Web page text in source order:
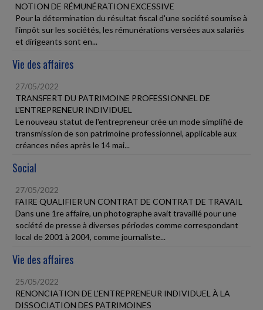
NOTION DE RÉMUNÉRATION EXCESSIVE
Pour la détermination du résultat fiscal d'une société soumise à
l'impôt sur les sociétés, les rémunérations versées aux salariés
et dirigeants sont en...
Vie des affaires
27/05/2022
TRANSFERT DU PATRIMOINE PROFESSIONNEL DE
L'ENTREPRENEUR INDIVIDUEL
Le nouveau statut de l'entrepreneur crée un mode simplifié de
transmission de son patrimoine professionnel, applicable aux
créances nées après le 14 mai...
Social
27/05/2022
FAIRE QUALIFIER UN CONTRAT DE CONTRAT DE TRAVAIL
Dans une 1re affaire, un photographe avait travaillé pour une
société de presse à diverses périodes comme correspondant
local de 2001 à 2004, comme journaliste...
Vie des affaires
25/05/2022
RENONCIATION DE L'ENTREPRENEUR INDIVIDUEL À LA
DISSOCIATION DES PATRIMOINES